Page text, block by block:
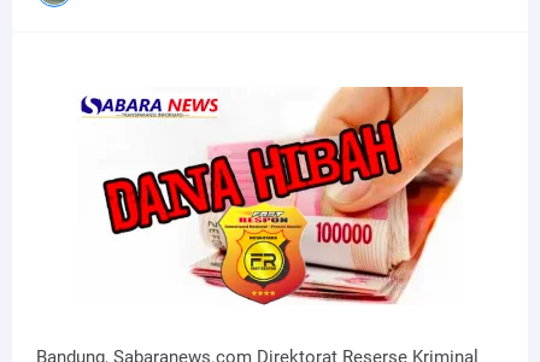
Bandung, Sabaranews.com Direktorat Reserse Kriminal